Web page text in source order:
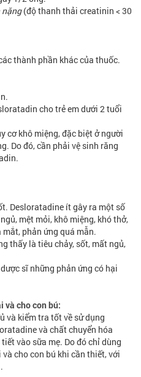
nặng(độ thanh thải creatinin < 30
thành phần khác của thuốc.
cho trẻ em dưới 2 tuổi
cơ khô miệng, đặc biệt ở người
Do đó, cần phải vệ sinh răng
Desloratadine ít gây ra một số
mệt mỏi, khô miệng, khó thở,
phản ứng quá mẫn.
thấy là tiêu chảy, sốt, mất ngủ,
sĩ những phản ứng có hại
và cho con bú:
và kiểm tra tốt về sử dụng
và chất chuyển hóa
vào sữa mẹ. Do đó chỉ dùng
cho con bú khi cần thiết, với